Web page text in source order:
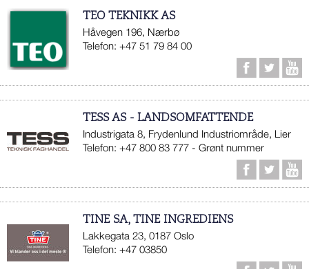
TEO TEKNIKK AS
Håvegen 196, Nærbø
Telefon: +47 51 79 84 00
TESS AS - LANDSOMFATTENDE
Industrigata 8, Frydenlund Industriområde, Lier
Telefon: +47 800 83 777 - Grønt nummer
TINE SA, TINE INGREDIENS
Lakkegata 23, 0187 Oslo
Telefon: +47 03850